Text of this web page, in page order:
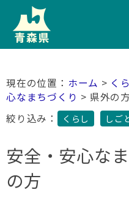
ホーム > く
心なまちづくり > 県外の方
絞り込み：
くらし しご
安全・安心な
の方